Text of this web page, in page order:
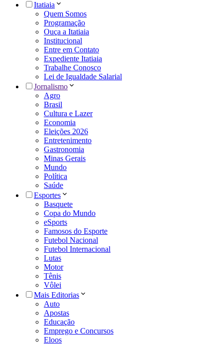
Itatiaia
Quem Somos
Programação
Ouça a Itatiaia
Institucional
Entre em Contato
Expediente Itatiaia
Trabalhe Conosco
Lei de Igualdade Salarial
Jornalismo
Agro
Brasil
Cultura e Lazer
Economia
Eleições 2026
Entretenimento
Gastronomia
Minas Gerais
Mundo
Política
Saúde
Esportes
Basquete
Copa do Mundo
eSports
Famosos do Esporte
Futebol Nacional
Futebol Internacional
Lutas
Motor
Tênis
Vôlei
Mais Editorias
Auto
Apostas
Educação
Emprego e Concursos
Eloos